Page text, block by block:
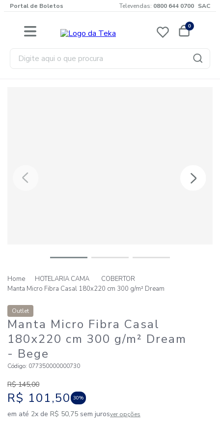
Portal de Boletos Televendas: 0800 644 0700 SAC
0
Digite aqui o que procura
HOTELARIA CAMA
COBERTOR
Manta Micro Fibra Casal 180x220 cm 300 g/m² Dream
Outlet
Manta Micro Fibra Casal
180x220 cm 300 g/m² Dream
- Bege
Código: 077350000000730
R$ 145,00
R$ 101,50 30%
em até 2x de R$ 50,75 sem jurosver opções